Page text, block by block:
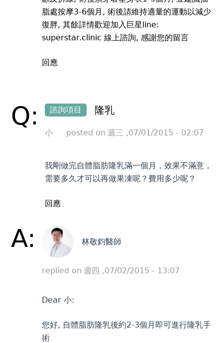
脂處按摩3-6個月, 術後請維持適量的運動以減少
復胖, 其餘詳情歡迎加入巨星line:
superstar.clinic 線上諮詢, 感謝您的留言
回應
Q: 諮詢項目 隆乳
小 posted on 週三 ,07/01/2015 - 02:07
我剛做完自體脂肪隆乳滿一個月，效果不滿意，
需要多久才可以再做果凍呢？費用多少呢？
回應
A: 林敬鈞醫師
replied on 週四 ,07/02/2015 - 13:07
Dear 小:
您好, 自體脂肪隆乳後約2-3個月即可進行隆乳手
術